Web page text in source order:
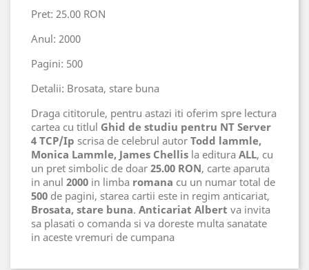
Pret: 25.00 RON
Anul: 2000
Pagini: 500
Detalii: Brosata, stare buna
Draga cititorule, pentru astazi iti oferim spre lectura
cartea cu titlul Ghid de studiu pentru NT Server
4 TCP/Ip scrisa de celebrul autor Todd lammle,
Monica Lammle, James Chellis la editura ALL, cu
un pret simbolic de doar 25.00 RON, carte aparuta
in anul 2000 in limba romana cu un numar total de
500 de pagini, starea cartii este in regim anticariat,
Brosata, stare buna. Anticariat Albert va invita
sa plasati o comanda si va doreste multa sanatate
in aceste vremuri de cumpana